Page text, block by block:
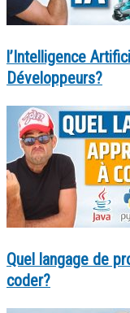
l’Intelligence
Développeurs?
Quel langage de
coder?